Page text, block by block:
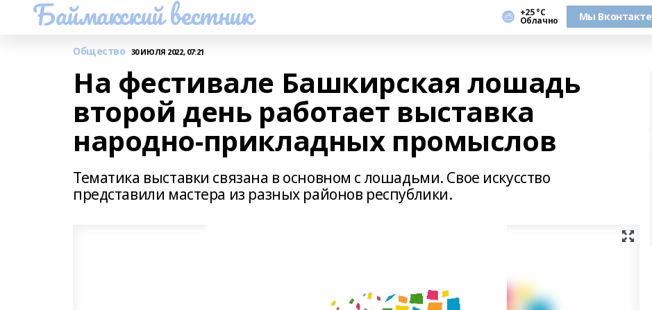
Баймакский вестник +25 °С
Облачно Мы Вконтакте
Общество 30 ИЮЛЯ 2022, 07:21
На фестивале Башкирская лошадь
второй день работает выставка
народно-прикладных промыслов
Тематика выставки связана в основном с лошадьми. Свое искусство
представили мастера из разных районов республики.